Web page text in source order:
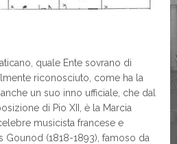
quale Ente sovrano di
riconosciuto, come ha la
un suo inno ufficiale, che dal
di Pio XII, è la Marcia
musicista francese e
Gounod (1818-1893), famoso da